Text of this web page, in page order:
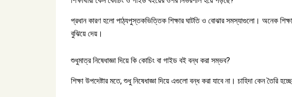
প্রধান কারণ হলো পাঠ্যপুস্তকভিত্তিক শিক্ষার ঘাটতি ও বোঝার সমস্যাগুলো। অনেক
বুঝিয়ে দেয়।
শুধুমাত্র নিষেধাজ্ঞা দিয়ে কি কোচিং বা গাইড বই বন্ধ করা সম্ভব?
শিক্ষা উপদেষ্টার মতে, শুধু নিষেধাজ্ঞা দিয়ে এগুলো বন্ধ করা যাবে না। চাহিদা কেন তৈরি